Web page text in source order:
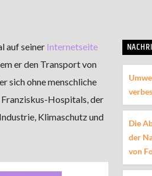
auf seiner Internetseite
er den Transport von
sich ohne menschliche
Hospitals, der
Klimaschutz und
Die
der
von